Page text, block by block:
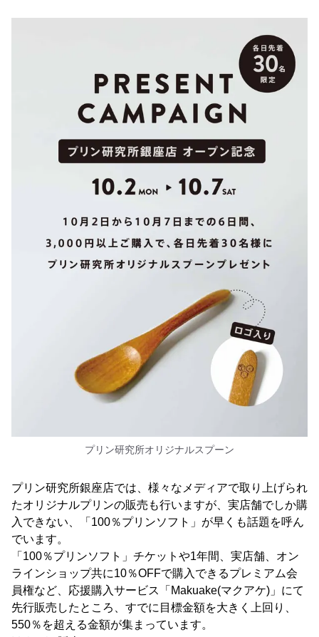
プリン研究所オリジナルスプーン
プリン研究所銀座店では、様々なメディアで取り上げられ
たオリジナルプリンの販売も行いますが、実店舗でしか購
入できない、「100％プリンソフト」が早くも話題を呼ん
でいます。
「100％プリンソフト」チケットや1年間、実店舗、オン
ラインショップ共に10％OFFで購入できるプレミアム会
員権など、応援購入サービス「Makuake(マクアケ)」にて
先行販売したところ、すでに目標金額を大きく上回り、
550％を超える金額が集まっています。